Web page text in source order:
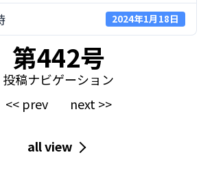
2024年1月18日
第442号
投稿ナビゲーション
<< prev
next >>
all view